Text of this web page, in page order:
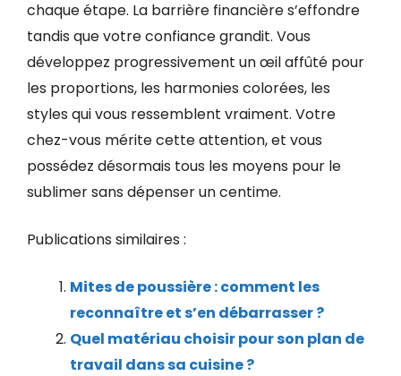
chaque étape. La barrière financière s’effondre
tandis que votre confiance grandit. Vous
développez progressivement un œil affûté pour
les proportions, les harmonies colorées, les
styles qui vous ressemblent vraiment. Votre
chez-vous mérite cette attention, et vous
possédez désormais tous les moyens pour le
sublimer sans dépenser un centime.
Publications similaires :
Mites de poussière : comment les
reconnaître et s’en débarrasser ?
Quel matériau choisir pour son plan de
travail dans sa cuisine ?